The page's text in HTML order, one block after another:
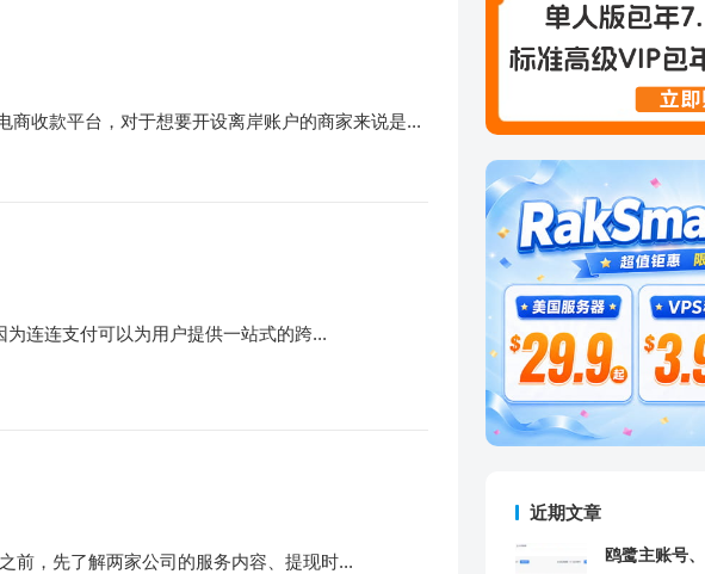
商收款平台，对于想要开设离岸账户的商家来说是...
连连支付可以为用户提供一站式的跨...
前，先了解两家公司的服务内容、提现时...
近期文章
鸥鹭主账号